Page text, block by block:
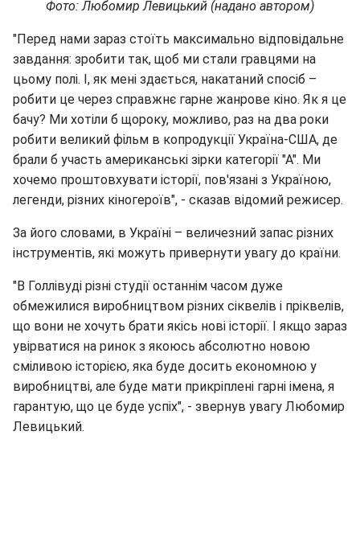
Фото: Любомир Левицький (надано автором)
"Перед нами зараз стоїть максимально відповідальне
завдання: зробити так, щоб ми стали гравцями на
цьому полі. І, як мені здається, накатаний спосіб –
робити це через справжнє гарне жанрове кіно. Як я це
бачу? Ми хотіли б щороку, можливо, раз на два роки
робити великий фільм в копродукції Україна-США, де
брали б участь американські зірки категорії "А". Ми
хочемо проштовхувати історії, пов'язані з Україною,
легенди, різних кіногероїв", - сказав відомий режисер.
За його словами, в Україні – величезний запас різних
інструментів, які можуть привернути увагу до країни.
"В Голлівуді різні студії останнім часом дуже
обмежилися виробництвом різних сіквелів і пріквелів,
що вони не хочуть брати якісь нові історії. І якщо зараз
увірватися на ринок з якоюсь абсолютно новою
сміливою історією, яка буде досить економною у
виробництві, але буде мати прикріплені гарні імена, я
гарантую, що це буде успіх", - звернув увагу Любомир
Левицький.